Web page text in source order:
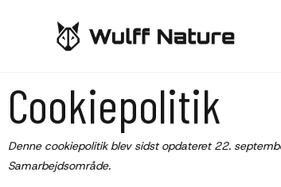
Cookiepolitik
Denne cookiepolitik blev sidst opdateret 22.
Samarbejdsområde.